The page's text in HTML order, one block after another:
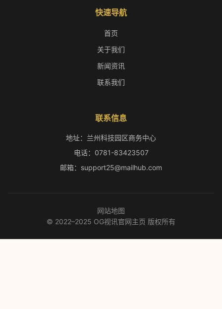
快速导航
首页
关于我们
新闻资讯
联系我们
联系信息
地址：兰州科技园区商务中心
电话：0781-83423507
邮箱：support25@mailhub.com
网站地图
© 2022–2025 OG视讯官网主页 版权所有